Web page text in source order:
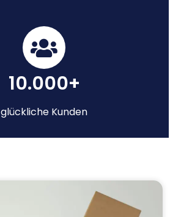
10.000+
glückliche Kunden